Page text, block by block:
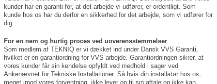
kunder har en garanti for, at det arbejde vi udfører, er ordentligt. Som
kunde hos os har du derfor en sikkerhed for det arbejde, som vi udfører for
dig.
For en nem og hurtig proces ved uoverensstemmelser
Som medlem af TEKNIQ er vi dækket ind under Dansk VVS Garanti,
hvilket er en garantiordning for VVS arbejde. Garantiordningen sikrer, at
vores kunder får sin kendelse opfyldt ved medhold i sager ved
Ankenævnet for Tekniske Installationer. Så hvis din installatør hos os,
meget imod vores forventning, ikke lever op til sin aftale og ikke kan